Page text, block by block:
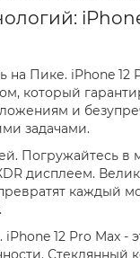
на Пике. iPhone 12
который
и
задачами.
Погружайтесь в
дисплеем.
каждый
12 Pro Max -